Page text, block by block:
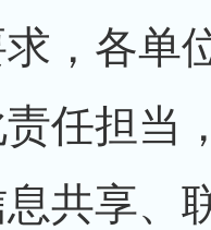
，各单
任担当
共享、